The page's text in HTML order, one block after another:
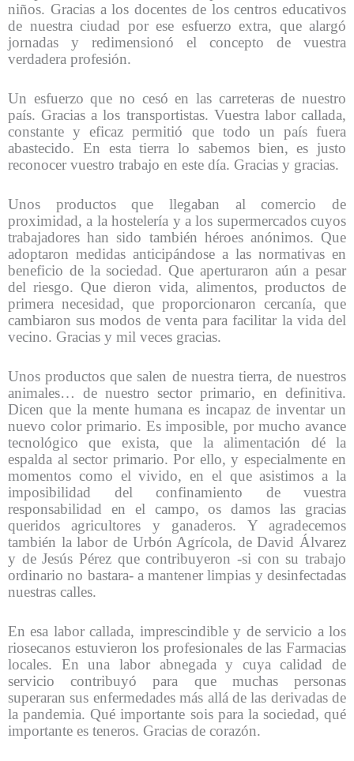
niños. Gracias a los docentes de los centros educativos
de nuestra ciudad por ese esfuerzo extra, que alargó
jornadas y redimensionó el concepto de vuestra
verdadera profesión.
Un esfuerzo que no cesó en las carreteras de nuestro
país. Gracias a los transportistas. Vuestra labor callada,
constante y eficaz permitió que todo un país fuera
abastecido. En esta tierra lo sabemos bien, es justo
reconocer vuestro trabajo en este día. Gracias y gracias.
Unos productos que llegaban al comercio de
proximidad, a la hostelería y a los supermercados cuyos
trabajadores han sido también héroes anónimos. Que
adoptaron medidas anticipándose a las normativas en
beneficio de la sociedad. Que aperturaron aún a pesar
del riesgo. Que dieron vida, alimentos, productos de
primera necesidad, que proporcionaron cercanía, que
cambiaron sus modos de venta para facilitar la vida del
vecino. Gracias y mil veces gracias.
Unos productos que salen de nuestra tierra, de nuestros
animales… de nuestro sector primario, en definitiva.
Dicen que la mente humana es incapaz de inventar un
nuevo color primario. Es imposible, por mucho avance
tecnológico que exista, que la alimentación dé la
espalda al sector primario. Por ello, y especialmente en
momentos como el vivido, en el que asistimos a la
imposibilidad del confinamiento de vuestra
responsabilidad en el campo, os damos las gracias
queridos agricultores y ganaderos. Y agradecemos
también la labor de Urbón Agrícola, de David Álvarez
y de Jesús Pérez que contribuyeron -si con su trabajo
ordinario no bastara- a mantener limpias y desinfectadas
nuestras calles.
En esa labor callada, imprescindible y de servicio a los
riosecanos estuvieron los profesionales de las Farmacias
locales. En una labor abnegada y cuya calidad de
servicio contribuyó para que muchas personas
superaran sus enfermedades más allá de las derivadas de
la pandemia. Qué importante sois para la sociedad, qué
importante es teneros. Gracias de corazón.